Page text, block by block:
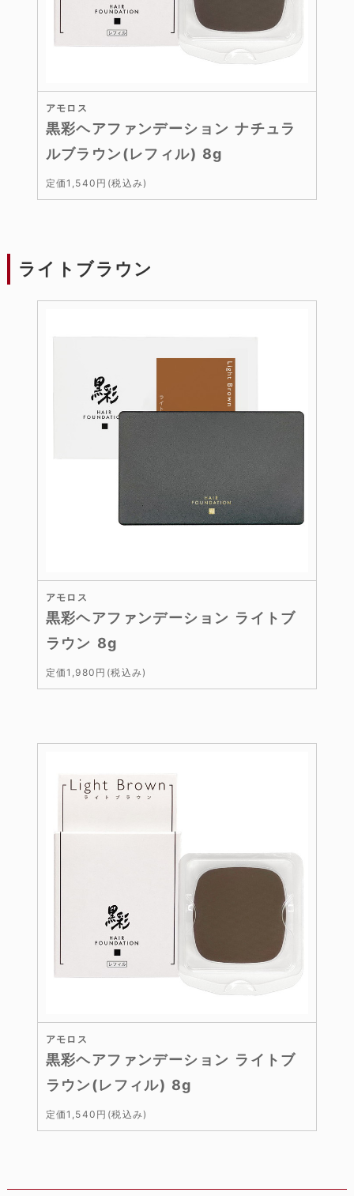
アモロス
黒彩ヘアファンデーション ナチュラ
ルブラウン(レフィル) 8g
定価1,540円(税込み)
ライトブラウン
アモロス
黒彩ヘアファンデーション ライトブ
ラウン 8g
定価1,980円(税込み)
アモロス
黒彩ヘアファンデーション ライトブ
ラウン(レフィル) 8g
定価1,540円(税込み)